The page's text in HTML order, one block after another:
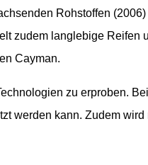
Rohstoffen
zudem langlebige Reifen
Cayman.
zu erproben.
werden kann. Zudem